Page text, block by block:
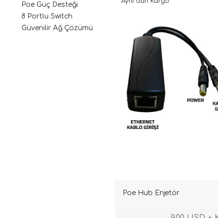
Poe Güç Desteği
8 Portlu Switch
Güvenilir Ağ Çözümü
Poe Hub Enjetör